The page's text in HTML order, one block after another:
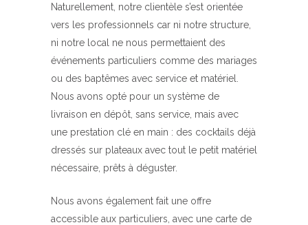
Naturellement, notre clientèle s’est orientée
vers les professionnels car ni notre structure,
ni notre local ne nous permettaient des
événements particuliers comme des mariages
ou des baptêmes avec service et matériel.
Nous avons opté pour un système de
livraison en dépôt, sans service, mais avec
une prestation clé en main : des cocktails déjà
dressés sur plateaux avec tout le petit matériel
nécessaire, prêts à déguster.
Nous avons également fait une offre
accessible aux particuliers, avec une carte de